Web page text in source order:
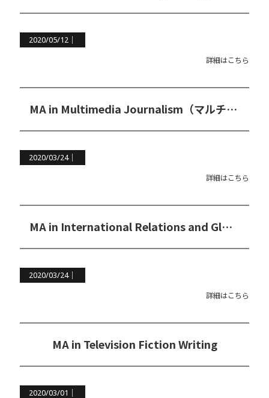
2020/05/12｜
詳細はこちら
MA in Multimedia Journalism（マルチメディアジャーナリズム修士コース）
2020/03/24｜
詳細はこちら
MA in International Relations and Global Communications（国際関係学＆グローバルコミュニケーション修士コース）
2020/03/24｜
詳細はこちら
MA in Television Fiction Writing
2020/03/01｜